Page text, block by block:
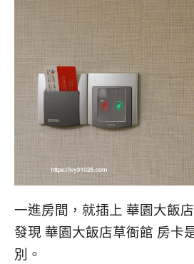
一進房間，就插上 華園大飯
發現 華園大飯店草衙館 房卡
別。